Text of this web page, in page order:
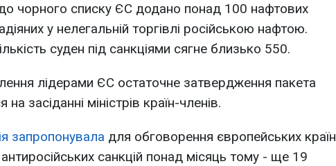
чорного списку ЄС додано понад 100 нафтових
у нелегальній торгівлі російською нафтою.
суден під санкціями сягне близько 550.
лідерами ЄС остаточне затвердження пакета
на засіданні міністрів країн-членів.
запропонувала для обговорення європейських країн
санкцій понад місяць тому - ще 19